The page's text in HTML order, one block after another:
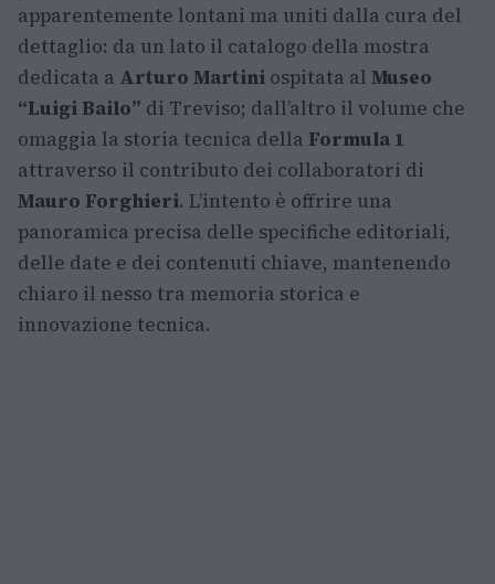
apparentemente lontani ma uniti dalla cura del
dettaglio: da un lato il catalogo della mostra
dedicata a Arturo Martini ospitata al Museo
“Luigi Bailo” di Treviso; dall’altro il volume che
omaggia la storia tecnica della Formula 1
attraverso il contributo dei collaboratori di
Mauro Forghieri. L’intento è offrire una
panoramica precisa delle specifiche editoriali,
delle date e dei contenuti chiave, mantenendo
chiaro il nesso tra memoria storica e
innovazione tecnica.